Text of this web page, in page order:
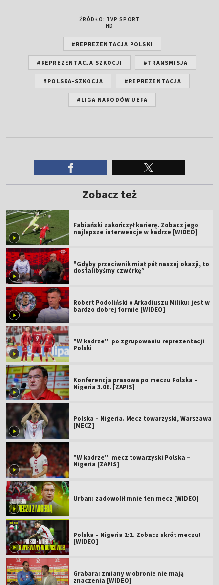
ŹRÓDŁO: TVP SPORT
HD
#REPREZENTACJA POLSKI
#REPREZENTACJA SZKOCJI #TRANSMISJA
#POLSKA-SZKOCJA #REPREZENTACJA
#LIGA NARODÓW UEFA
Zobacz też
Fabiański zakończył karierę. Zobacz jego
najlepsze interwencje w kadrze [WIDEO]
"Gdyby przeciwnik miał pół naszej okazji, to
dostalibyśmy czwórkę”
Robert Podoliński o Arkadiuszu Miliku: jest w
bardzo dobrej formie [WIDEO]
"W kadrze": po zgrupowaniu reprezentacji
Polski
Konferencja prasowa po meczu Polska –
Nigeria 3.06. [ZAPIS]
Polska – Nigeria. Mecz towarzyski, Warszawa
[MECZ]
"W kadrze": mecz towarzyski Polska –
Nigeria [ZAPIS]
Urban: zadowolił mnie ten mecz [WIDEO]
Polska – Nigeria 2:2. Zobacz skrót meczu!
[WIDEO]
Grabara: zmiany w obronie nie mają
znaczenia [WIDEO]